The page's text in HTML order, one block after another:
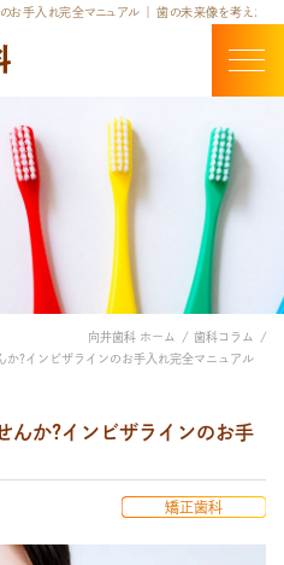
のお手入れ完全マニュアル ｜ 歯の未来像を考えた
向井歯科 ホーム
歯科コラム
か?インビザラインのお手入れ完全マニュアル
んか?インビザラインのお手
矯正歯科